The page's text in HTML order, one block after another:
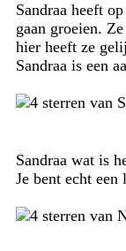
Sandraa heeft
gaan groeien.
hier heeft ze
Sandraa is een
Sandraa wat is
Je bent echt